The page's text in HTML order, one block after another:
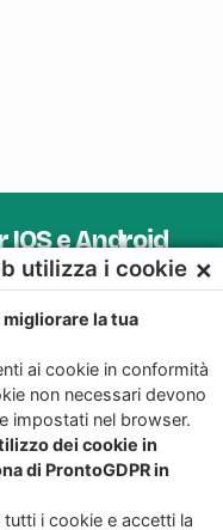
IOS e Android
utilizza i cookie ×
la tua
ai cookie in conformità
non necessari devono
impostati nel browser.
dei cookie in
di ProntoGDPR in
i cookie e accetti la